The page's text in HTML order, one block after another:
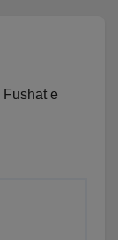
Fushat e